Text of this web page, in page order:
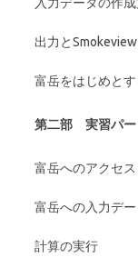
出力と
富岳をはじめと
第二部 実習パー
富岳へのアクセス
富岳への入力デ
計算の実行